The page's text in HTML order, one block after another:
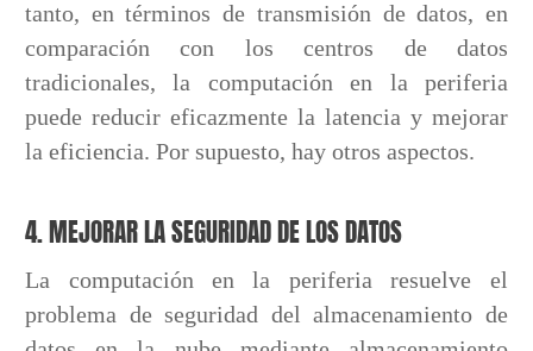
tanto, en términos de transmisión de datos, en
comparación con los centros de datos
tradicionales, la computación en la periferia
puede reducir eficazmente la latencia y mejorar
la eficiencia. Por supuesto, hay otros aspectos.
4. MEJORAR LA SEGURIDAD DE LOS DATOS
La computación en la periferia resuelve el
problema de seguridad del almacenamiento de